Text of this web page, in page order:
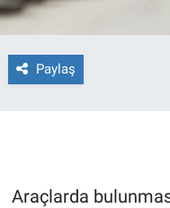
Paylaş
Araçlarda